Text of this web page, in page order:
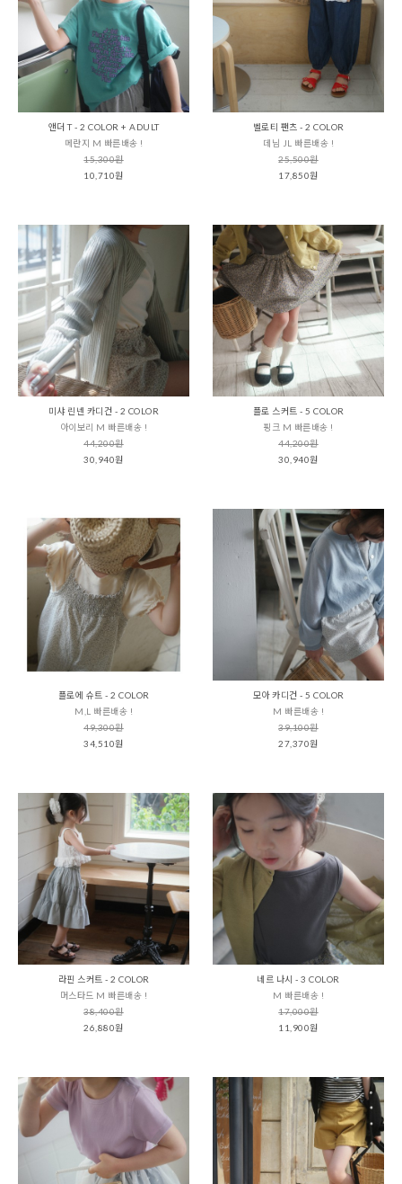
앤더 T - 2 COLOR + ADULT
메란지 M 빠른배송 !
15,300원
10,710원
벨로티 팬츠 - 2 COLOR
데님 JL 빠른배송 !
25,500원
17,850원
미샤 린넨 카디건 - 2 COLOR
아이보리 M 빠른배송 !
44,200원
30,940원
플로 스커트 - 5 COLOR
핑크 M 빠른배송 !
44,200원
30,940원
플로에 슈트 - 2 COLOR
M,L 빠른배송 !
49,300원
34,510원
모아 카디건 - 5 COLOR
M 빠른배송 !
39,100원
27,370원
라핀 스커트 - 2 COLOR
머스타드 M 빠른배송 !
38,400원
26,880원
네르 나시 - 3 COLOR
M 빠른배송 !
17,000원
11,900원